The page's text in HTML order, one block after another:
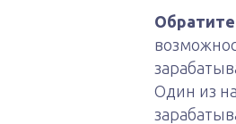
Один из